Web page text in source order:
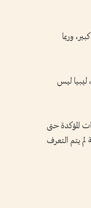
كبير، وربما
ليبيا ليس
الوفيات المؤكدة حتى
الخراز المتحدث باسم سلطات شرق ليبيا إنه تم انتشال 3200 جثة لم يتم التعرف